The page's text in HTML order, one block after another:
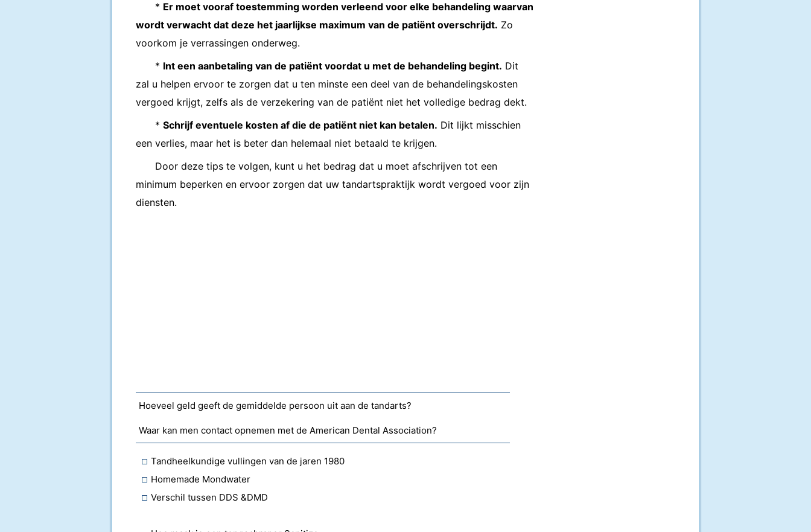
* Er moet vooraf toestemming worden verleend voor elke behandeling waarvan
wordt verwacht dat deze het jaarlijkse maximum van de patiënt overschrijdt. Zo
voorkom je verrassingen onderweg.
* Int een aanbetaling van de patiënt voordat u met de behandeling begint. Dit
zal u helpen ervoor te zorgen dat u ten minste een deel van de behandelingskosten
vergoed krijgt, zelfs als de verzekering van de patiënt niet het volledige bedrag dekt.
* Schrijf eventuele kosten af ​​die de patiënt niet kan betalen. Dit lijkt misschien
een verlies, maar het is beter dan helemaal niet betaald te krijgen.
Door deze tips te volgen, kunt u het bedrag dat u moet afschrijven tot een
minimum beperken en ervoor zorgen dat uw tandartspraktijk wordt vergoed voor zijn
diensten.
Hoeveel geld geeft de gemiddelde persoon uit aan de tandarts?
Waar kan men contact opnemen met de American Dental Association?
Tandheelkundige vullingen van de jaren 1980
Homemade Mondwater
Verschil tussen DDS &DMD